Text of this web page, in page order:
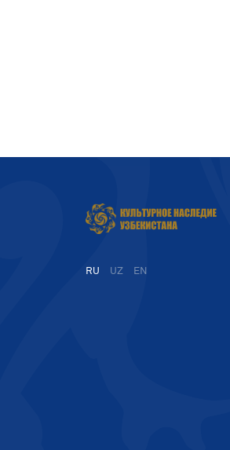
RU UZ EN